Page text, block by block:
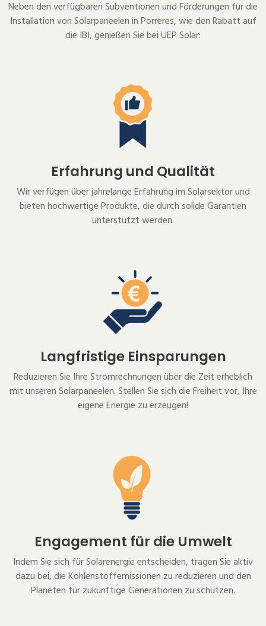
Neben den verfügbaren Subventionen und Förderungen für die
Installation von Solarpaneelen in Porreres, wie den Rabatt auf
die IBI, genießen Sie bei UEP Solar:
Erfahrung und Qualität
Wir verfügen über jahrelange Erfahrung im Solarsektor und
bieten hochwertige Produkte, die durch solide Garantien
unterstützt werden.
Langfristige Einsparungen
Reduzieren Sie Ihre Stromrechnungen über die Zeit erheblich
mit unseren Solarpaneelen. Stellen Sie sich die Freiheit vor, Ihre
eigene Energie zu erzeugen!
Engagement für die Umwelt
Indem Sie sich für Solarenergie entscheiden, tragen Sie aktiv
dazu bei, die Kohlenstoffemissionen zu reduzieren und den
Planeten für zukünftige Generationen zu schützen.